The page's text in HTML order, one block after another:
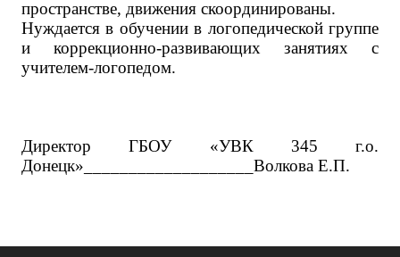
пространстве, движения скоординированы.
Нуждается в обучении в логопедической группе
и коррекционно-развивающих занятиях с
учителем-логопедом.
Директор ГБОУ «УВК 345 г.о.
Донецк»___________________Волкова Е.П.